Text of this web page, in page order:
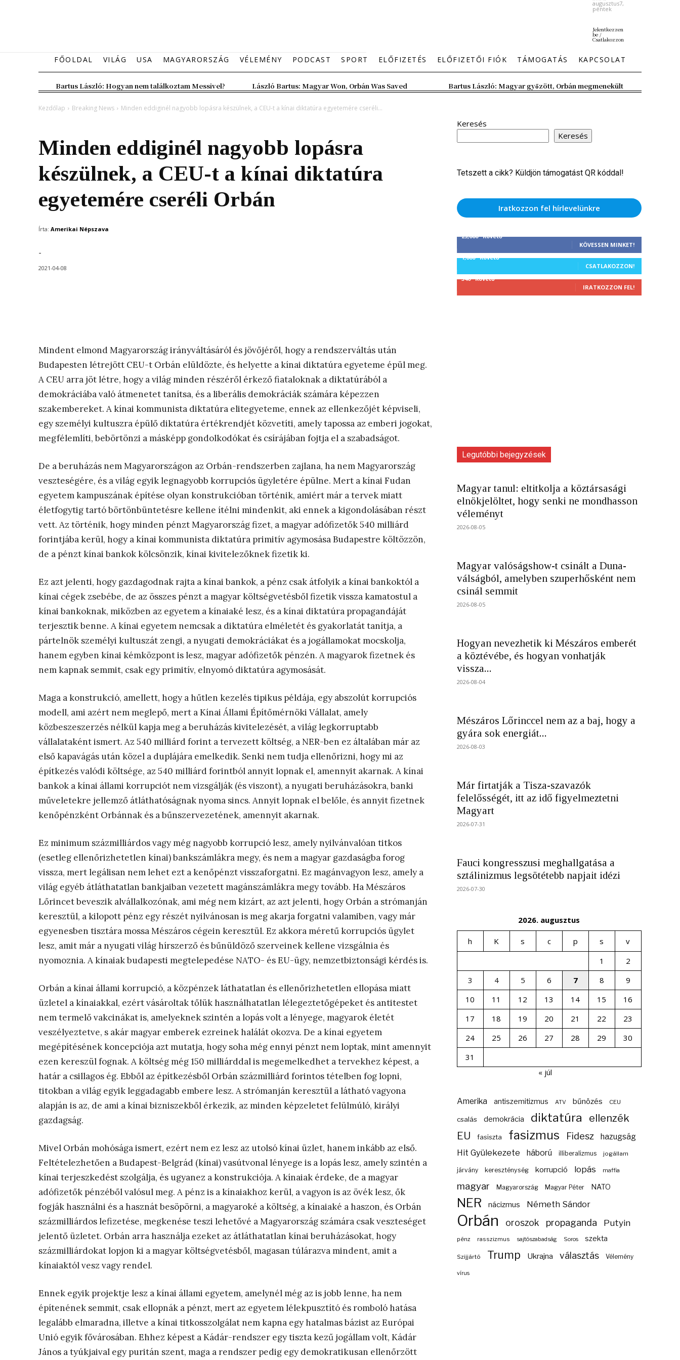
augusztus7,
péntek
Jelentkezzen
be /
Csatlakozzon
FŐOLDAL VILÁG USA MAGYARORSZÁG VÉLEMÉNY PODCAST SPORT ELŐFIZETÉS ELŐFIZETŐI FIÓK TÁMOGATÁS KAPCSOLAT
Bartus László: Hogyan nem találkoztam Messivel? László Bartus: Magyar Won, Orbán Was Saved Bartus László: Magyar győzött, Orbán megmenekült
Kezdőlap Breaking News Minden eddiginél nagyobb lopásra készülnek, a CEU-t a kínai diktatúra egyetemére cseréli...
Minden eddiginél nagyobb lopásra
készülnek, a CEU-t a kínai diktatúra
egyetemére cseréli Orbán
Írta: Amerikai Népszava
-
2021-04-08
Mindent elmond Magyarország irányváltásáról és jövőjéről, hogy a rendszerváltás után
Budapesten létrejött CEU-t Orbán elüldözte, és helyette a kínai diktatúra egyeteme épül meg.
A CEU arra jöt létre, hogy a világ minden részéről érkező fiataloknak a diktatúrából a
demokráciába való átmenetet tanítsa, és a liberális demokráciák számára képezzen
szakembereket. A kínai kommunista diktatúra elitegyeteme, ennek az ellenkezőjét képviseli,
egy személyi kultuszra épülő diktatúra értékrendjét közvetíti, amely tapossa az emberi jogokat,
megfélemlíti, bebörtönzi a másképp gondolkodókat és csírájában fojtja el a szabadságot.
De a beruházás nem Magyarországon az Orbán-rendszerben zajlana, ha nem Magyarország
veszteségére, és a világ egyik legnagyobb korrupciós ügyletére épülne. Mert a kínai Fudan
egyetem kampuszának építése olyan konstrukcióban történik, amiért már a tervek miatt
életfogytig tartó börtönbüntetésre kellene ítélni mindenkit, aki ennek a kigondolásában részt
vett. Az történik, hogy minden pénzt Magyarország fizet, a magyar adófizetők 540 milliárd
forintjába kerül, hogy a kínai kommunista diktatúra primitív agymosása Budapestre költözzön,
de a pénzt kínai bankok kölcsönzik, kínai kivitelezőknek fizetik ki.
Ez azt jelenti, hogy gazdagodnak rajta a kínai bankok, a pénz csak átfolyik a kínai bankoktól a
kínai cégek zsebébe, de az összes pénzt a magyar költségvetésből fizetik vissza kamatostul a
kínai bankoknak, miközben az egyetem a kínaiaké lesz, és a kínai diktatúra propagandáját
terjesztik benne. A kínai egyetem nemcsak a diktatúra elméletét és gyakorlatát tanítja, a
pártelnök személyi kultuszát zengi, a nyugati demokráciákat és a jogállamokat mocskolja,
hanem egyben kínai kémközpont is lesz, magyar adófizetők pénzén. A magyarok fizetnek és
nem kapnak semmit, csak egy primitív, elnyomó diktatúra agymosását.
Maga a konstrukció, amellett, hogy a hűtlen kezelés tipikus példája, egy abszolút korrupciós
modell, ami azért nem meglepő, mert a Kínai Állami Építőmérnöki Vállalat, amely
közbeszeszerzés nélkül kapja meg a beruházás kivitelezését, a világ legkorruptabb
vállalataként ismert. Az 540 milliárd forint a tervezett költség, a NER-ben ez általában már az
első kapavágás után közel a duplájára emelkedik. Senki nem tudja ellenőrizni, hogy mi az
építkezés valódi költsége, az 540 milliárd forintból annyit lopnak el, amennyit akarnak. A kínai
bankok a kínai állami korrupciót nem vizsgálják (és viszont), a nyugati beruházásokra, banki
műveletekre jellemző átláthatóságnak nyoma sincs. Annyit lopnak el belőle, és annyit fizetnek
kenőpénzként Orbánnak és a bűnszervezetének, amennyit akarnak.
Ez minimum százmilliárdos vagy még nagyobb korrupció lesz, amely nyilvánvalóan titkos
(esetleg ellenőrizhetetlen kínai) bankszámlákra megy, és nem a magyar gazdaságba forog
vissza, mert legálisan nem lehet ezt a kenőpénzt visszaforgatni. Ez magánvagyon lesz, amely a
világ egyéb átláthatatlan bankjaiban vezetett magánszámlákra megy tovább. Ha Mészáros
Lőrincet beveszik alvállalkozónak, ami még nem kizárt, az azt jelenti, hogy Orbán a strómanján
keresztül, a kilopott pénz egy részét nyilvánosan is meg akarja forgatni valamiben, vagy már
egyenesben tisztára mossa Mészáros cégein keresztül. Ez akkora méretű korrupciós ügylet
lesz, amit már a nyugati világ hírszerző és bűnüldöző szerveinek kellene vizsgálnia és
nyomoznia. A kínaiak budapesti megtelepedése NATO- és EU-ügy, nemzetbiztonsági kérdés is.
Orbán a kínai állami korrupció, a közpénzek láthatatlan és ellenőrizhetetlen ellopása miatt
üzletel a kínaiakkal, ezért vásároltak tőlük használhatatlan lélegeztetőgépeket és antitestet
nem termelő vakcinákat is, amelyeknek szintén a lopás volt a lényege, magyarok életét
veszélyeztetve, s akár magyar emberek ezreinek halálát okozva. De a kínai egyetem
megépítésének koncepciója azt mutatja, hogy soha még ennyi pénzt nem loptak, mint amennyit
ezen kereszül fognak. A költség még 150 milliárddal is megemelkedhet a tervekhez képest, a
határ a csillagos ég. Ebből az építkezésből Orbán százmilliárd forintos tételben fog lopni,
titokban a világ egyik leggadagabb embere lesz. A strómanján keresztül a látható vagyona
alapján is az, de ami a kínai bizniszekből érkezik, az minden képzeletet felülmúló, királyi
gazdagság.
Mivel Orbán mohósága ismert, ezért nem ez lesz az utolsó kínai üzlet, hanem inkább az első.
Feltételezhetően a Budapest-Belgrád (kínai) vasútvonal lényege is a lopás lesz, amely szintén a
kínai terjeszkedést szolgálja, és ugyanez a konstrukciója. A kínaiak érdeke, de a magyar
adófizetők pénzéből valósul meg. A pénz is a kínaiakhoz kerül, a vagyon is az övék lesz, ők
fogják használni és a hasznát besöpörni, a magyaroké a költség, a kínaiaké a haszon, és Orbán
százmilliárdos lefizetése, megkenése teszi lehetővé a Magyarország számára csak veszteséget
jelentő üzletet. Orbán arra használja ezeket az átláthatatlan kínai beruházásokat, hogy
százmilliárdokat lopjon ki a magyar költségvetésből, magasan túlárazva mindent, amit a
kínaiaktól vesz vagy rendel.
Ennek egyik projektje lesz a kínai állami egyetem, amelynél még az is jobb lenne, ha nem
építenének semmit, csak ellopnák a pénzt, mert az egyetem lélekpusztító és romboló hatása
legalább elmaradna, illetve a kínai titkosszolgálat nem kapna egy hatalmas bázist az Európai
Unió egyik fővárosában. Ehhez képest a Kádár-rendszer egy tiszta kezű jogállam volt, Kádár
János a tyúkjaival egy puritán szent, maga a rendszer pedig egy demokratikusan ellenőrzött
Keresés
Keresés
Tetszett a cikk? Küldjön támogatást QR kóddal!
Iratkozzon fel hírlevelünkre
25,000 Követő
KÖVESSEN MINKET!
1,000 Követő
CSATLAKOZZON!
340 Követő
IRATKOZZON FEL!
Legutóbbi bejegyzések
Magyar tanul: eltitkolja a köztársasági
elnökjelöltet, hogy senki ne mondhasson
véleményt
2026-08-05
Magyar valóságshow-t csinált a Duna-
válságból, amelyben szuperhősként nem
csinál semmit
2026-08-05
Hogyan nevezhetik ki Mészáros emberét
a köztévébe, és hogyan vonhatják
vissza...
2026-08-04
Mészáros Lőrinccel nem az a baj, hogy a
gyára sok energiát...
2026-08-03
Már firtatják a Tisza-szavazók
felelősségét, itt az idő figyelmeztetni
Magyart
2026-07-31
Fauci kongresszusi meghallgatása a
sztálinizmus legsötétebb napjait idézi
2026-07-30
2026. augusztus
h K s c p s
v
1
2
3
4 5 6 7 8
9
10
11 12 13 14 15
16
17
18 19 20 21 22
23
24
25 26 27 28 29
30
31
« júl
Amerika antiszemitizmus ATV bűnözés CEU
csalás demokrácia diktatúra ellenzék
EU fasiszta fasizmus Fidesz hazugság
Hit Gyülekezete háború illiberalizmus jogállam
járvány kereszténység korrupció lopás maffia
magyar Magyarország Magyar Péter NATO
NER nácizmus Németh Sándor
Orbán oroszok propaganda Putyin
pénz rasszizmus sajtószabadság Soros szekta
Szijjártó Trump Ukrajna választás Vélemény
vírus